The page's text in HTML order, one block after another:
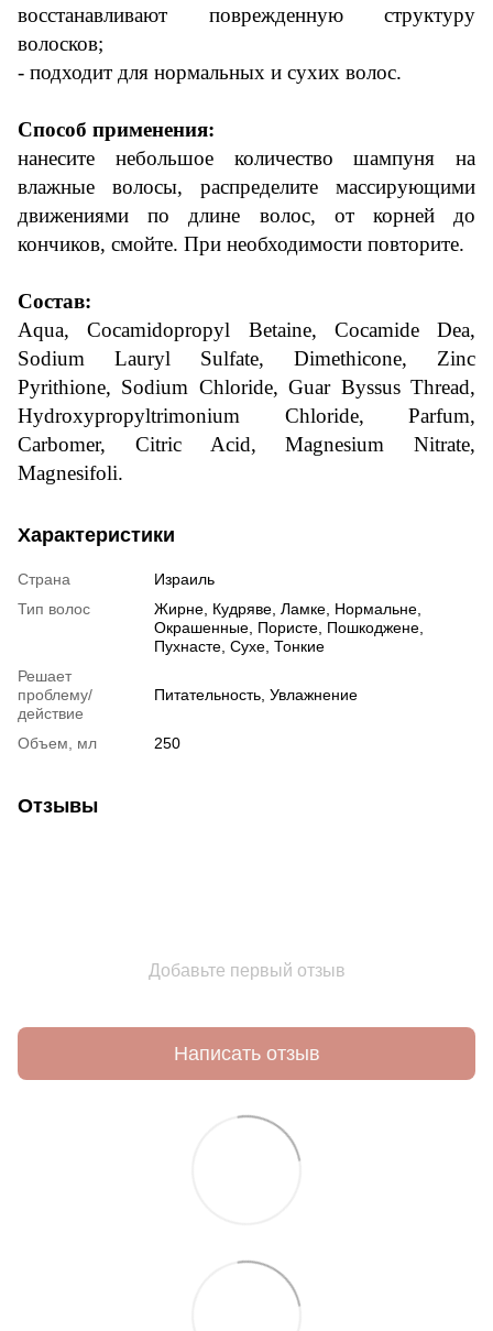
восстанавливают поврежденную структуру
волосков;
- подходит для нормальных и сухих волос.
Способ применения:
нанесите небольшое количество шампуня на
влажные волосы, распределите массирующими
движениями по длине волос, от корней до
кончиков, смойте. При необходимости повторите.
Состав:
Aqua, Cocamidopropyl Betaine, Cocamide Dea,
Sodium Lauryl Sulfate, Dimethicone, Zinc
Pyrithione, Sodium Chloride, Guar Byssus Thread,
Hydroxypropyltrimonium Chloride, Parfum,
Carbomer, Citric Acid, Magnesium Nitrate,
Magnesifoli.
Характеристики
Страна
Израиль
Тип волос
Жирне Кудряве Ламке Нормальне
Окрашенные Пористе Пошкоджене
Пухнасте Сухе Тонкие
Решает
проблему/
действие
Питательность Увлажнение
Объем, мл 250
Отзывы
Добавьте первый отзыв
Написать отзыв